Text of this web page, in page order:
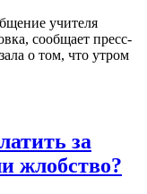
учителя
сообщает пресс-
о том, что утром
за
жлобство?